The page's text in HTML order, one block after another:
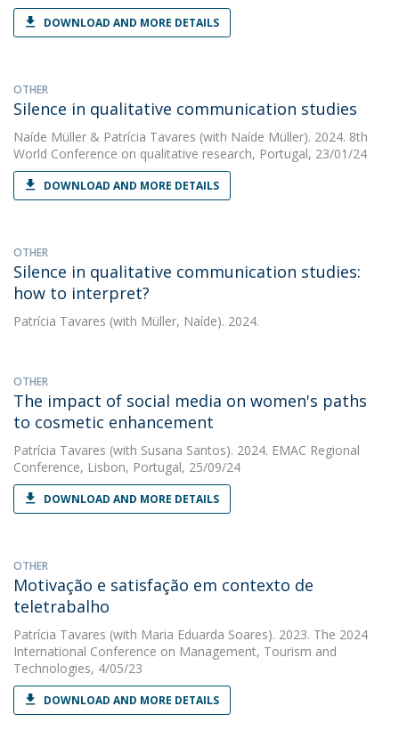
DOWNLOAD AND MORE DETAILS
OTHER
Silence in qualitative communication studies
Naíde Müller & Patrícia Tavares (with Naíde Müller). 2024. 8th
World Conference on qualitative research, Portugal, 23/01/24
DOWNLOAD AND MORE DETAILS
OTHER
Silence in qualitative communication studies:
how to interpret?
Patrícia Tavares (with Müller, Naíde). 2024.
OTHER
The impact of social media on women's paths
to cosmetic enhancement
Patrícia Tavares (with Susana Santos). 2024. EMAC Regional
Conference, Lisbon, Portugal, 25/09/24
DOWNLOAD AND MORE DETAILS
OTHER
Motivação e satisfação em contexto de
teletrabalho
Patrícia Tavares (with Maria Eduarda Soares). 2023. The 2024
International Conference on Management, Tourism and
Technologies, 4/05/23
DOWNLOAD AND MORE DETAILS